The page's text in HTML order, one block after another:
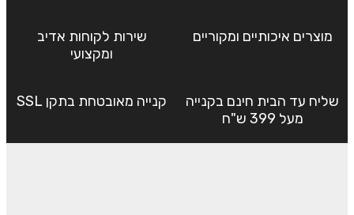
מוצרים איכותיים ומקוריים
שירות לקוחות אדיב
ומקצועי
שליח עד הבית חינם בקנייה
מעל 399 ש"ח
קנייה מאובטחת בתקן SSL